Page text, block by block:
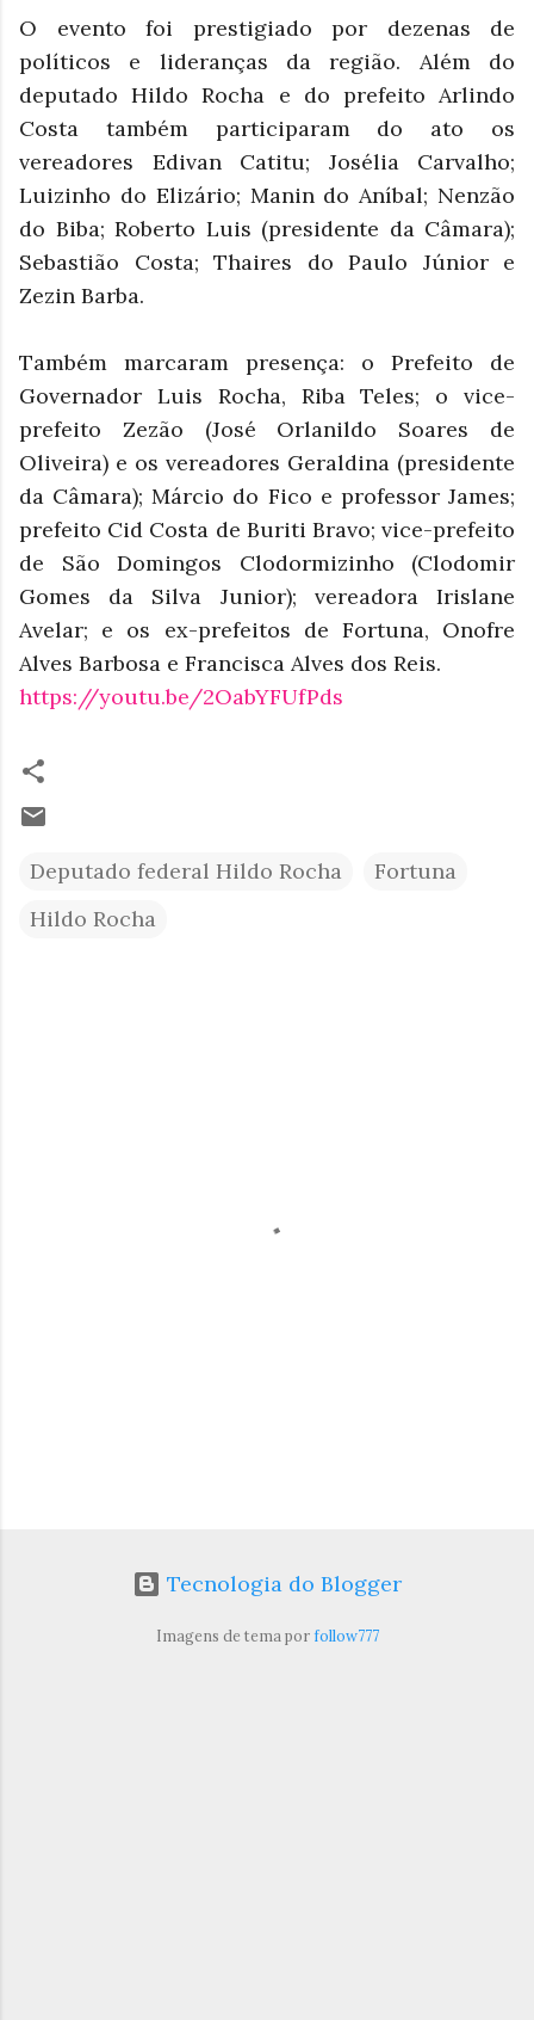
O evento foi prestigiado por dezenas de
políticos e lideranças da região. Além do
deputado Hildo Rocha e do prefeito Arlindo
Costa também participaram do ato os
vereadores Edivan Catitu; Josélia Carvalho;
Luizinho do Elizário; Manin do Aníbal; Nenzão
do Biba; Roberto Luis (presidente da Câmara);
Sebastião Costa; Thaires do Paulo Júnior e
Zezin Barba.
Também marcaram presença: o Prefeito de
Governador Luis Rocha, Riba Teles; o vice-
prefeito Zezão (José Orlanildo Soares de
Oliveira) e os vereadores Geraldina (presidente
da Câmara); Márcio do Fico e professor James;
prefeito Cid Costa de Buriti Bravo; vice-prefeito
de São Domingos Clodormizinho (Clodomir
Gomes da Silva Junior); vereadora Irislane
Avelar; e os ex-prefeitos de Fortuna, Onofre
Alves Barbosa e Francisca Alves dos Reis.
https://youtu.be/2OabYFUfPds
Deputado federal Hildo Rocha
Fortuna
Hildo Rocha
Tecnologia do Blogger
Imagens de tema porfollow777